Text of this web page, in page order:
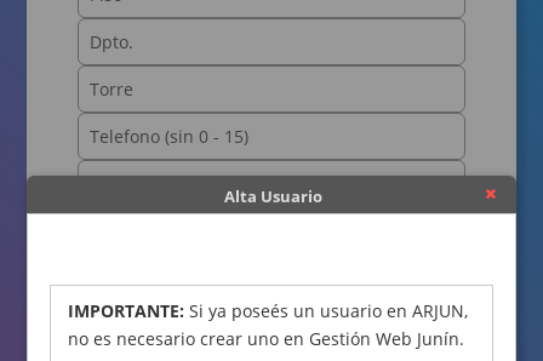
Alta Usuario
IMPORTANTE:Si ya poseés un usuario en ARJUN,
no es necesario crear uno en Gestión Web Junín.